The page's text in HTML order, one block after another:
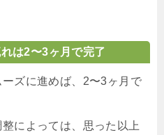
は2〜3ヶ月で完了
ズに進めば、2〜3ヶ月で
によっては、思った以上